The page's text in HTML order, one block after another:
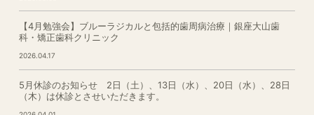
【4月勉強会】ブルーラジカルと包括的歯周病治療｜銀座大山歯
科・矯正歯科クリニック
2026.04.17
5月休診のお知らせ 2日（土）、13日（水）、20日（水）、28日
（木）は休診とさせいただきます。